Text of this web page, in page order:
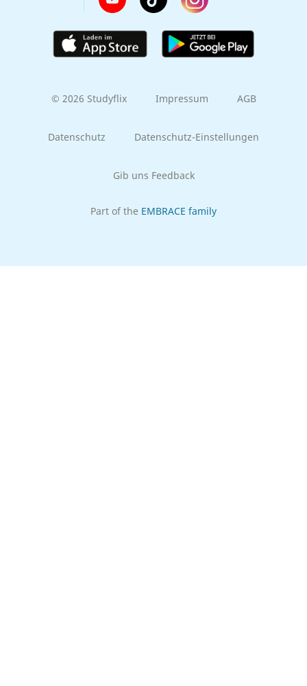
© 2026 Studyflix Impressum AGB
Datenschutz Datenschutz-Einstellungen
Gib uns Feedback
Part of the EMBRACE family